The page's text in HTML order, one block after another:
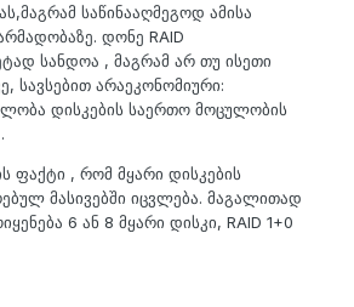
საწინააღმეგოდ ამისა
დონე RAID
სანდოა , მაგრამ არ თუ ისეთი
სავსებით არაეკონომიური:
დისკების საერთო მოცულობის
ფაქტი , რომ მყარი დისკების
მასივებში იცვლება. მაგალითად
6 ან 8 მყარი დისკი, RAID 1+0